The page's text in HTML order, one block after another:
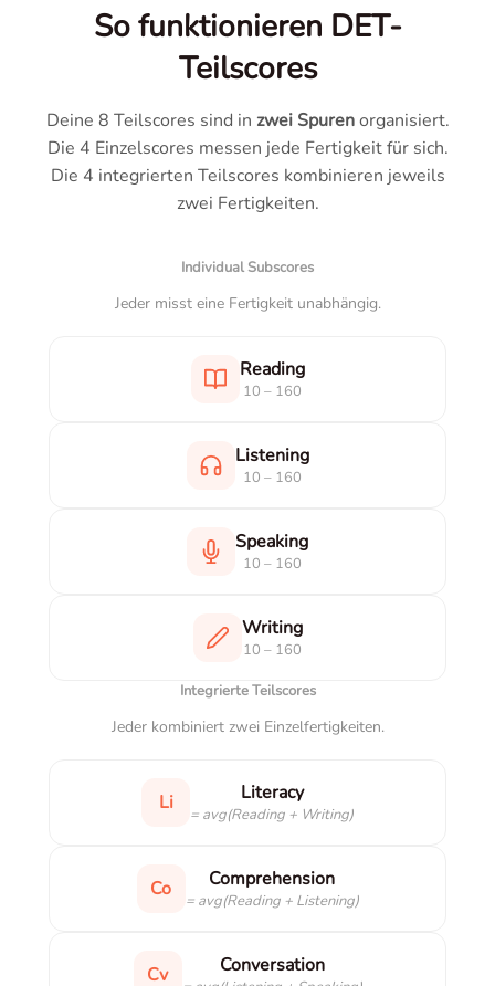
So funktionieren DET-
Teilscores
Deine 8 Teilscores sind in zwei Spurenorganisiert.
Die 4 Einzelscores messen jede Fertigkeit für sich.
Die 4 integrierten Teilscores kombinieren jeweils
zwei Fertigkeiten.
Individual Subscores
Jeder misst eine Fertigkeit unabhängig.
Reading
10 – 160
Listening
10 – 160
Speaking
10 – 160
Writing
10 – 160
Integrierte Teilscores
Jeder kombiniert zwei Einzelfertigkeiten.
Li Literacy
= avg(Reading + Writing)
Co Comprehension
= avg(Reading + Listening)
Cv Conversation